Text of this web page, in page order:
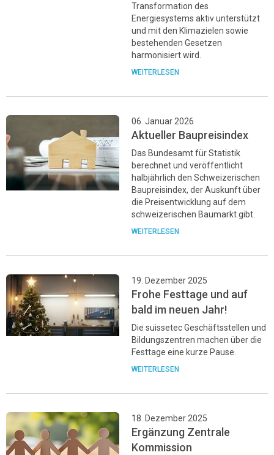
Transformation des
Energiesystems aktiv unterstützt
und mit den Klimazielen sowie
bestehenden Gesetzen
harmonisiert wird.
WEITERLESEN
06. Januar 2026
Aktueller Baupreisindex
Das Bundesamt für Statistik
berechnet und veröffentlicht
halbjährlich den Schweizerischen
Baupreisindex, der Auskunft über
die Preisentwicklung auf dem
schweizerischen Baumarkt gibt.
WEITERLESEN
19. Dezember 2025
Frohe Festtage und auf
bald im neuen Jahr!
Die suissetec Geschäftsstellen und
Bildungszentren machen über die
Festtage eine kurze Pause.
WEITERLESEN
18. Dezember 2025
Ergänzung Zentrale
Kommission